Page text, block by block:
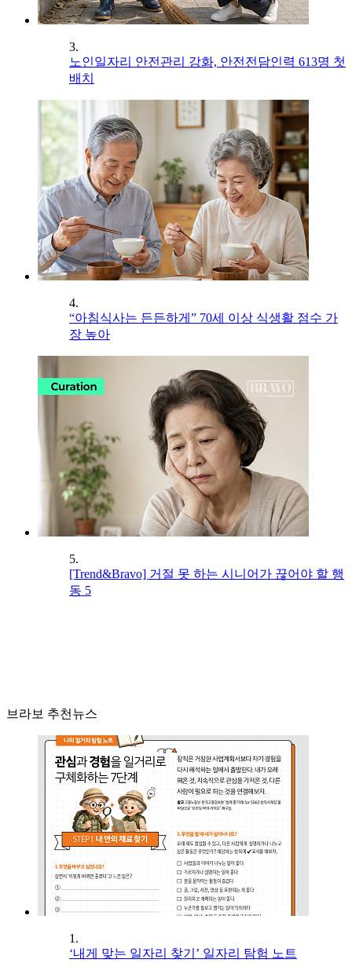
3.
노인일자리 안전관리 강화, 안전전담인력 613명 첫
배치
4.
“아침식사는 든든하게” 70세 이상 식생활 점수 가
장 높아
5.
[Trend&Bravo] 거절 못 하는 시니어가 끊어야 할 행
동 5
브라보 추천뉴스
1.
‘내게 맞는 일자리 찾기’ 일자리 탐험 노트